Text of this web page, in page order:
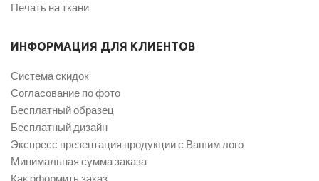
Печать на ткани
ИНФОРМАЦИЯ ДЛЯ КЛИЕНТОВ
Система скидок
Согласование по фото
Бесплатный образец
Бесплатный дизайн
Экспресс презентация продукции с Вашим лого
Минимальная сумма заказа
Как оформить заказ